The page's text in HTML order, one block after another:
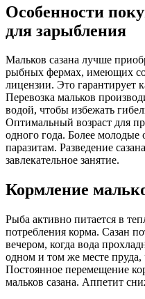
Особенности
для зарыбления
Мальков сазана лучше
рыбных фермах, имеющих
лицензии. Это гарантирует
Перевозка мальков
водой, чтобы избежать
Оптимальный возраст для
одного года. Более
паразитам. Разведение
завлекательное занятие.
Кормление
Рыба активно питается в
потребления корма. Сазан
вечером, когда вода
одном и том же месте
Постоянное перемещение
мальков сазана. Аппетит